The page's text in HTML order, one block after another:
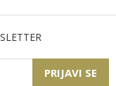
PRIJAVI SE